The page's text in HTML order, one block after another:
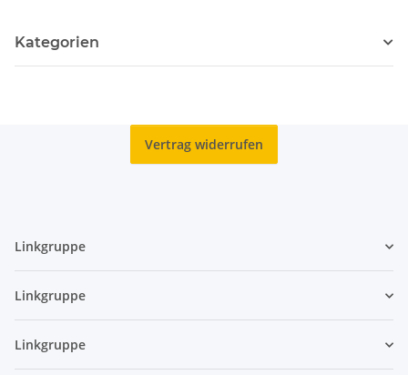
Kategorien
Vertrag widerrufen
Linkgruppe
Linkgruppe
Linkgruppe